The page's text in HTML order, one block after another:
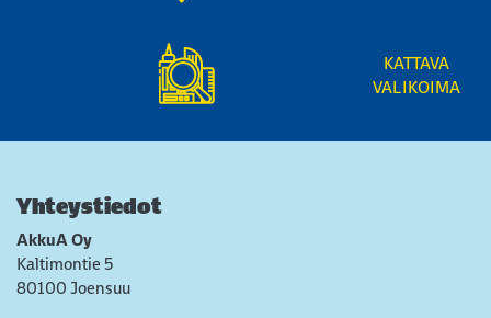
KATTAVA
VALIKOIMA
Yhteystiedot
AkkuA Oy
Kaltimontie 5
80100 Joensuu